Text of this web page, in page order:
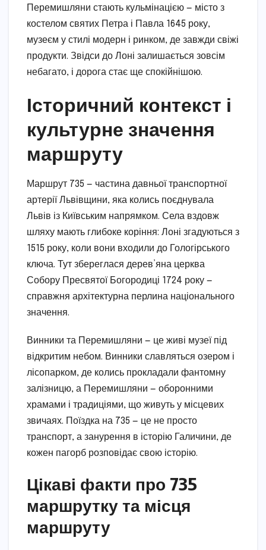
Перемишляни стають кульмінацією — місто з
костелом святих Петра і Павла 1645 року,
музеєм у стилі модерн і ринком, де завжди свіжі
продукти. Звідси до Лоні залишається зовсім
небагато, і дорога стає ще спокійнішою.
Історичний контекст і
культурне значення
маршруту
Маршрут 735 — частина давньої транспортної
артерії Львівщини, яка колись поєднувала
Львів із Київським напрямком. Села вздовж
шляху мають глибоке коріння: Лоні згадуються з
1515 року, коли вони входили до Гологірського
ключа. Тут збереглася дерев’яна церква
Собору Пресвятої Богородиці 1724 року —
справжня архітектурна перлина національного
значення.
Винники та Перемишляни — це живі музеї під
відкритим небом. Винники славляться озером і
лісопарком, де колись прокладали фантомну
залізницю, а Перемишляни — оборонними
храмами і традиціями, що живуть у місцевих
звичаях. Поїздка на 735 — це не просто
транспорт, а занурення в історію Галичини, де
кожен пагорб розповідає свою історію.
Цікаві факти про 735
маршрутку та місця
маршруту